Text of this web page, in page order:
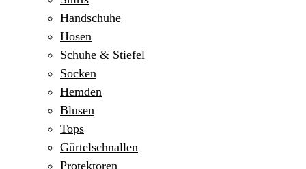
Handschuhe
Hosen
Schuhe & Stiefel
Socken
Hemden
Blusen
Tops
Gürtelschnallen
Protektoren